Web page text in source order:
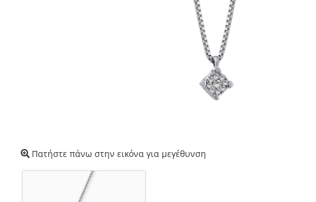
Πατήστε πάνω στην εικόνα για μεγέθυνση